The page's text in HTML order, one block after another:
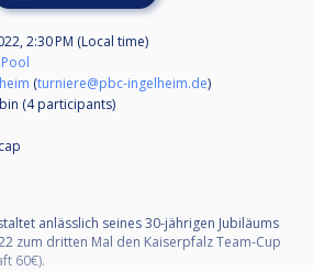
2:30 PM (Local time)
(turniere@pbc-ingelheim.de)
(4participants)
anlässlich seines 30-jährigen Jubiläums
zum dritten Mal den Kaiserpfalz Team-Cup
60€).